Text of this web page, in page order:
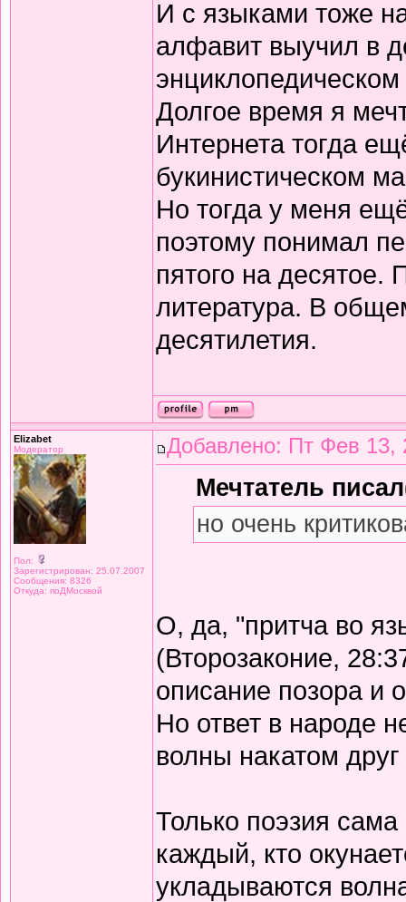
И с языками тоже
алфавит выучил в
Долгое время я
Интернета тогда
букинистическом
Но тогда у меня
поэтому понимал
пятого на десятое.
литература. В
десятилетия.
Elizabet
Модератор
Пол:
Зарегистрирован: 25.07.2007
Сообщения: 8326
Откуда: поДМосквой
Добавлено: Пт Фев 13,
Мечтатель
но очень
О, да, "притча во
(Второзаконие,
описание позора и
Но ответ в народе
волны накатом
Только поэзия
каждый, кто
укладываются